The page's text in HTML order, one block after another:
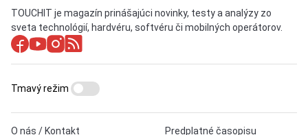
TOUCHIT je magazín prinášajúci novinky, testy a analýzy zo
sveta technológií, hardvéru, softvéru či mobilných operátorov.
O nás / Kontakt Predplatné časopisu
Tmavý režim